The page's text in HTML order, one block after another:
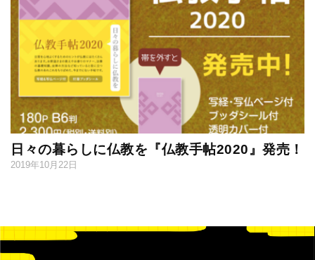
日々の暮らしに仏教を『仏教手帖2020』発売！
2019年10月22日